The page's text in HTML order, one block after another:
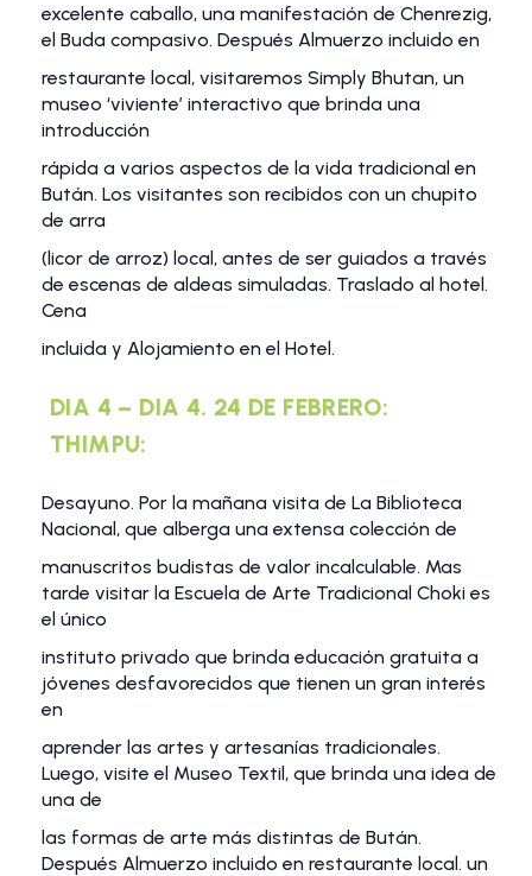
excelente caballo, una manifestación de Chenrezig,
el Buda compasivo. Después Almuerzo incluido en
restaurante local, visitaremos Simply Bhutan, un
museo ‘viviente’ interactivo que brinda una
introducción
rápida a varios aspectos de la vida tradicional en
Bután. Los visitantes son recibidos con un chupito
de arra
(licor de arroz) local, antes de ser guiados a través
de escenas de aldeas simuladas. Traslado al hotel.
Cena
incluida y Alojamiento en el Hotel.
DIA 4 – DIA 4. 24 DE FEBRERO:
THIMPU:
Desayuno. Por la mañana visita de La Biblioteca
Nacional, que alberga una extensa colección de
manuscritos budistas de valor incalculable. Mas
tarde visitar la Escuela de Arte Tradicional Choki es
el único
instituto privado que brinda educación gratuita a
jóvenes desfavorecidos que tienen un gran interés
en
aprender las artes y artesanías tradicionales.
Luego, visite el Museo Textil, que brinda una idea de
una de
las formas de arte más distintas de Bután.
Después Almuerzo incluido en restaurante local. un